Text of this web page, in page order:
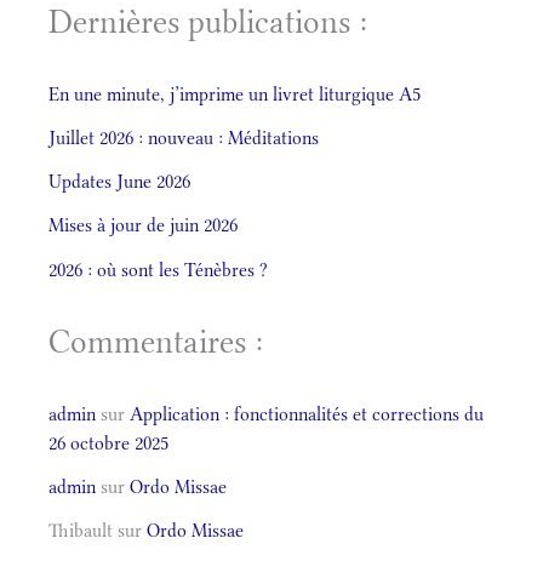
Dernières publications :
En une minute, j’imprime un livret liturgique A5
Juillet 2026 : nouveau : Méditations
Updates June 2026
Mises à jour de juin 2026
2026 : où sont les Ténèbres ?
Commentaires :
admin sur Application : fonctionnalités et corrections du
26 octobre 2025
admin sur Ordo Missae
Thibault sur Ordo Missae